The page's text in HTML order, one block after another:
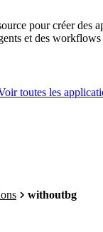
pour créer des
et des workflows
toutes les
withoutbg